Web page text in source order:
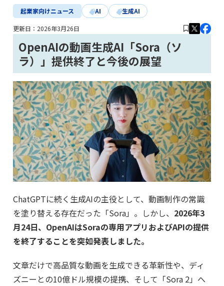
起業家向けニュース AI 生成AI
更新日： 2026年3月26日
OpenAIの動画生成AI「Sora（ソ
ラ）」提供終了と今後の展望
ChatGPTに続く生成AIの主役として、動画制作の常識
を塗り替える存在だった「Sora」。しかし、 2026年3
月24日、OpenAIはSoraの専用アプリおよびAPIの提供
を終了することを突如発表しました。
文章だけで高品質な動画を生成できる革新性や、ディ
ズニーとの10億ドル規模の提携、そして「Sora 2」へ